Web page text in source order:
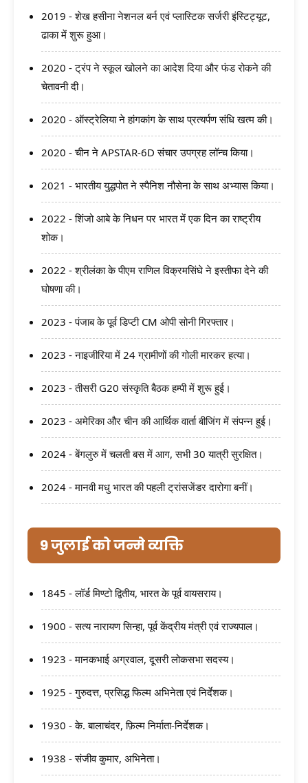
2019 - शेख हसीना नेशनल बर्न एवं प्लास्टिक सर्जरी इंस्टिट्यूट,
ढाका में शुरू हुआ।
2020 - ट्रंप ने स्कूल खोलने का आदेश दिया और फंड रोकने की
चेतावनी दी।
2020 - ऑस्ट्रेलिया ने हांगकांग के साथ प्रत्यर्पण संधि खत्म की।
2020 - चीन ने APSTAR-6D संचार उपग्रह लॉन्च किया।
2021 - भारतीय युद्धपोत ने स्पैनिश नौसेना के साथ अभ्यास किया।
2022 - शिंजो आबे के निधन पर भारत में एक दिन का राष्ट्रीय
शोक।
2022 - श्रीलंका के पीएम राणिल विक्रमसिंघे ने इस्तीफा देने की
घोषणा की।
2023 - पंजाब के पूर्व डिप्टी CM ओपी सोनी गिरफ्तार।
2023 - नाइजीरिया में 24 ग्रामीणों की गोली मारकर हत्या।
2023 - तीसरी G20 संस्कृति बैठक हम्पी में शुरू हुई।
2023 - अमेरिका और चीन की आर्थिक वार्ता बीजिंग में संपन्न हुई।
2024 - बेंगलुरु में चलती बस में आग, सभी 30 यात्री सुरक्षित।
2024 - मानवी मधु भारत की पहली ट्रांसजेंडर दारोगा बनीं।
9 जुलाई को जन्मे व्यक्ति
1845 - लॉर्ड मिण्टो द्वितीय, भारत के पूर्व वायसराय।
1900 - सत्य नारायण सिन्हा, पूर्व केंद्रीय मंत्री एवं राज्यपाल।
1923 - मानकभाई अग्रवाल, दूसरी लोकसभा सदस्य।
1925 - गुरुदत्त, प्रसिद्ध फिल्म अभिनेता एवं निर्देशक।
1930 - के. बालाचंदर, फ़िल्म निर्माता-निर्देशक।
1938 - संजीव कुमार, अभिनेता।